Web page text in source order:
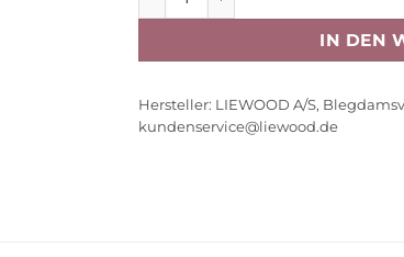
IN DEN
Hersteller: LIEWOOD A/S,
kundenservice@liewood.de